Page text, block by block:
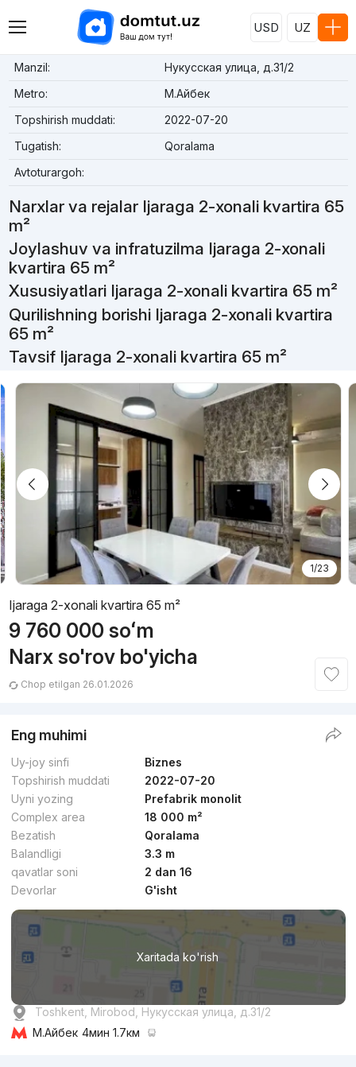
USD UZ
Manzil:
Нукусская улица, д.31/2
Metro:
М.Айбек
Topshirish muddati:
2022-07-20
Tugatish:
Qoralama
Avtoturargoh:
Narxlar va rejalar Ijaraga 2-xonali kvartira 65
m²
Joylashuv va infratuzilma Ijaraga 2-xonali
kvartira 65 m²
Xususiyatlari Ijaraga 2-xonali kvartira 65 m²
Qurilishning borishi Ijaraga 2-xonali kvartira
65 m²
Tavsif Ijaraga 2-xonali kvartira 65 m²
1/23
Ijaraga 2-xonali kvartira 65 m²
9 760 000 soʻm
Narx so'rov bo'yicha
Chop etilgan 26.01.2026
Eng muhimi
Uy-joy sinfi
Biznes
Topshirish muddati
2022-07-20
Uyni yozing
Prefabrik monolit
Complex area
18 000 m²
Bezatish
Qoralama
Balandligi
3.3 m
qavatlar soni
2 dan 16
Devorlar
G'isht
Xaritada ko'rish
Toshkent, Mirobod, Нукусская улица, д.31/2
М.Айбек 4мин 1.7км